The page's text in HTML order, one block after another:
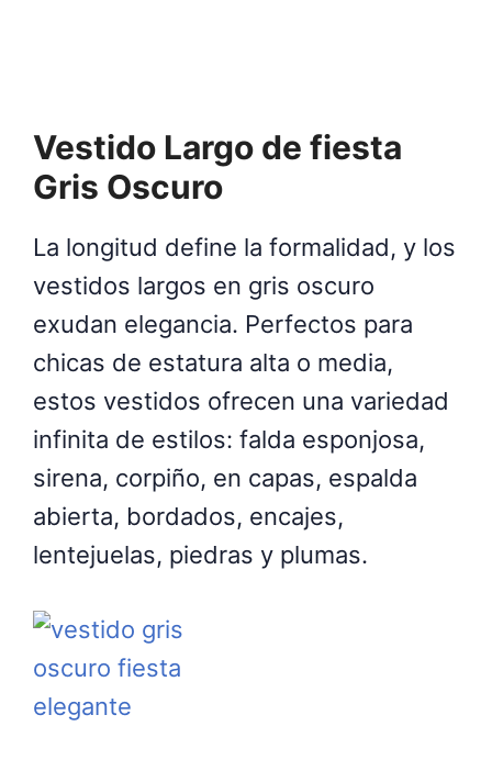
Vestido Largo de fiesta
Gris Oscuro
La longitud define la formalidad, y los
vestidos largos en gris oscuro
exudan elegancia. Perfectos para
chicas de estatura alta o media,
estos vestidos ofrecen una variedad
infinita de estilos: falda esponjosa,
sirena, corpiño, en capas, espalda
abierta, bordados, encajes,
lentejuelas, piedras y plumas.